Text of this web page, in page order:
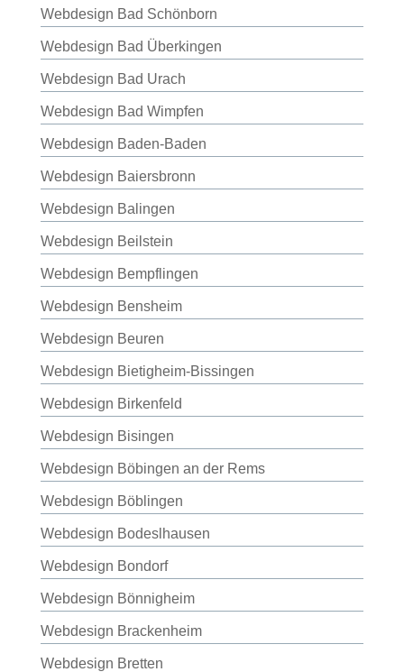
Webdesign Bad Schönborn
Webdesign Bad Überkingen
Webdesign Bad Urach
Webdesign Bad Wimpfen
Webdesign Baden-Baden
Webdesign Baiersbronn
Webdesign Balingen
Webdesign Beilstein
Webdesign Bempflingen
Webdesign Bensheim
Webdesign Beuren
Webdesign Bietigheim-Bissingen
Webdesign Birkenfeld
Webdesign Bisingen
Webdesign Böbingen an der Rems
Webdesign Böblingen
Webdesign Bodeslhausen
Webdesign Bondorf
Webdesign Bönnigheim
Webdesign Brackenheim
Webdesign Bretten